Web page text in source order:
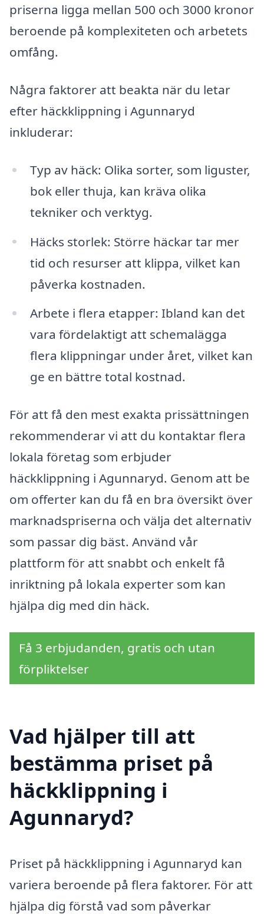
priserna ligga mellan 500 och 3000 kronor
beroende på komplexiteten och arbetets
omfång.
Några faktorer att beakta när du letar
efter häckklippning i Agunnaryd
inkluderar:
Typ av häck: Olika sorter, som liguster,
bok eller thuja, kan kräva olika
tekniker och verktyg.
Häcks storlek: Större häckar tar mer
tid och resurser att klippa, vilket kan
påverka kostnaden.
Arbete i flera etapper: Ibland kan det
vara fördelaktigt att schemalägga
flera klippningar under året, vilket kan
ge en bättre total kostnad.
För att få den mest exakta prissättningen
rekommenderar vi att du kontaktar flera
lokala företag som erbjuder
häckklippning i Agunnaryd. Genom att be
om offerter kan du få en bra översikt över
marknadspriserna och välja det alternativ
som passar dig bäst. Använd vår
plattform för att snabbt och enkelt få
inriktning på lokala experter som kan
hjälpa dig med din häck.
Få 3 erbjudanden, gratis och utan
förpliktelser
Vad hjälper till att
bestämma priset på
häckklippning i
Agunnaryd?
Priset på häckklippning i Agunnaryd kan
variera beroende på flera faktorer. För att
hjälpa dig förstå vad som påverkar